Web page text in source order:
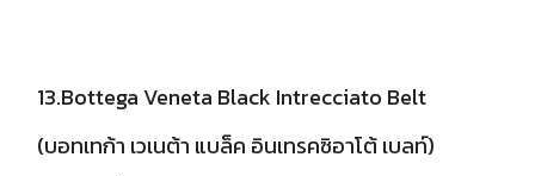
13.Bottega Veneta Black Intrecciato Belt
(บอทเทก้า เวเนต้า แบล็ค อินเทรคซิอาโต้ เบลท์)